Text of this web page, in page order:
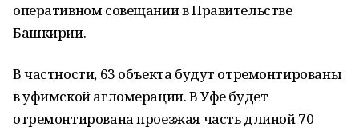
оперативном совещании в Правительстве
Башкирии.
В частности, 63 объекта будут отремонтированы
в уфимской агломерации. В Уфе будет
отремонтирована проезжая часть длиной 70